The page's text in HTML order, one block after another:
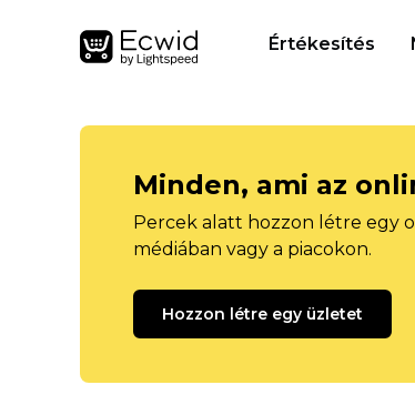
Értékesítés
Minden, ami az
Percek alatt hozzon létre egy
médiában vagy a piacokon.
Hozzon létre egy üzletet